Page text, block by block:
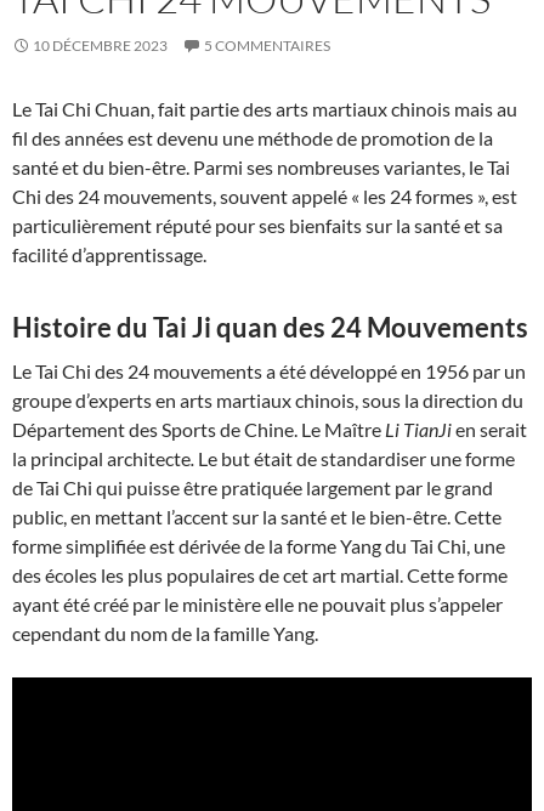
10 DÉCEMBRE 2023 5 COMMENTAIRES
Le Tai Chi Chuan, fait partie des arts martiaux chinois mais au
fil des années est devenu une méthode de promotion de la
santé et du bien-être. Parmi ses nombreuses variantes, le Tai
Chi des 24 mouvements, souvent appelé « les 24 formes », est
particulièrement réputé pour ses bienfaits sur la santé et sa
facilité d’apprentissage.
Histoire du Tai Ji quan des 24 Mouvements
Le Tai Chi des 24 mouvements a été développé en 1956 par un
groupe d’experts en arts martiaux chinois, sous la direction du
Département des Sports de Chine. Le Maître Li TianJien serait
la principal architecte. Le but était de standardiser une forme
de Tai Chi qui puisse être pratiquée largement par le grand
public, en mettant l’accent sur la santé et le bien-être. Cette
forme simplifiée est dérivée de la forme Yang du Tai Chi, une
des écoles les plus populaires de cet art martial. Cette forme
ayant été créé par le ministère elle ne pouvait plus s’appeler
cependant du nom de la famille Yang.